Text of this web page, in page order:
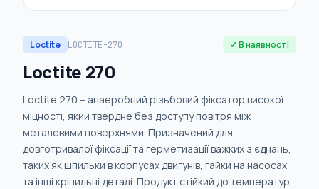
Loctite LOCTITE-270 ✓ В наявності
Loctite 270
Loctite 270 – анаеробний різьбовий фіксатор високої
міцності, який твердне без доступу повітря між
металевими поверхнями. Призначений для
довготривалої фіксації та герметизації важких з’єднань,
таких як шпильки в корпусах двигунів, гайки на насосах
та інші кріпильні деталі. Продукт стійкий до температур